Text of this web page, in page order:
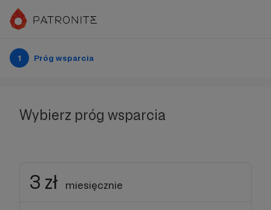
1 Próg wsparcia
Wybierz próg wsparcia
3 zł miesięcznie